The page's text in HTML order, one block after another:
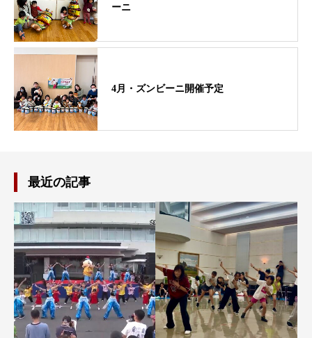
ーニ
4月・ズンビーニ開催予定
最近の記事